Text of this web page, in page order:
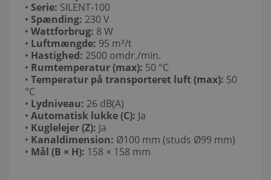
• Serie: SILENT-100
• Spænding: 230 V
• Wattforbrug: 8 W
• Luftmængde: 95 m³/t
• Hastighed: 2500 omdr./min.
• Rumtemperatur (max): 50 °C
• Temperatur på transporteret luft (max): 50
°C
• Lydniveau: 26 dB(A)
• Automatisk lukke (C): Ja
• Kuglelejer (Z): Ja
• Kanaldimension: Ø100 mm (studs Ø99 mm)
• Mål (B × H): 158 × 158 mm